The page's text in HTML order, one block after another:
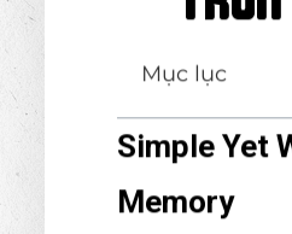
Mục lục
Simple Yet
Memory